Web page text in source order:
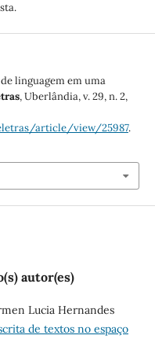
linguagem em uma
, Uberlândia, v. 29, n. 2,
article/view/25987.
autor(es)
Lucia Hernandes
de textos no espaço